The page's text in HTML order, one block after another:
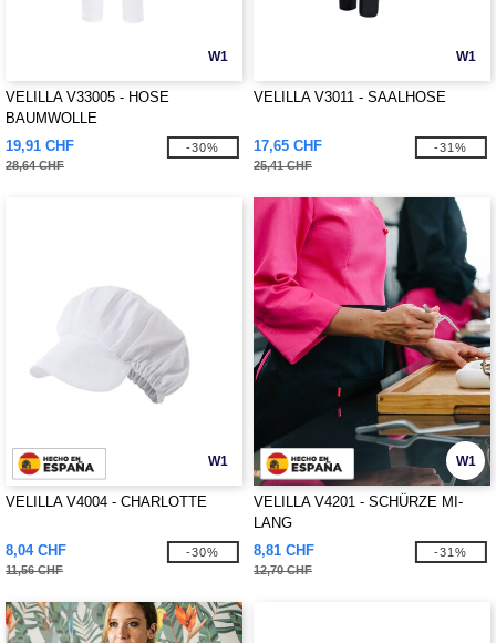
W1
VELILLA V33005 - HOSE
BAUMWOLLE
19,91 CHF
28,64 CHF
-30%
W1
VELILLA V3011 - SAALHOSE
17,65 CHF
25,41 CHF
-31%
W1
VELILLA V4004 - CHARLOTTE
8,04 CHF
11,56 CHF
-30%
W1
VELILLA V4201 - SCHÜRZE MI-
LANG
8,81 CHF
12,70 CHF
-31%